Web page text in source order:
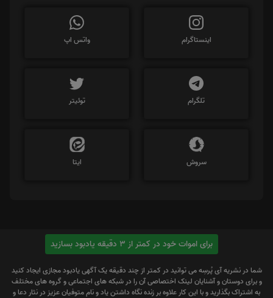
اینستاگرام واتس اپ
تلگرام توئیتر
سروش ایتا
برای اموات خود در کمتر از 3 دقیقه یادبود بسازید
شما در نشریه آی پُرسِه می توانید در کمتر از چند دقیقه یک آگهی یادبود مجازی ایجاد کنید
و برای دوستان و آشنایان لینک اختصاصی آن را در شبکه های اجتماعی و گروه های مختلف
به اشتراک بگذارید و با این کار علاوه بر زنده نگاه داشتن یاد و نام متوفیان عزیز در نثار دعا و